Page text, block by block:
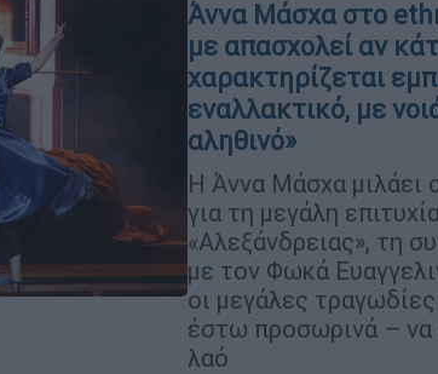
Άννα Μάσχα στο
με απασχολεί αν
χαρακτηρίζεται
εναλλακτικό, με
αληθινό»
Η Άννα Μάσχα μιλάει
για τη μεγάλη
«Αλεξάνδρειας», τη
με τον Φωκά
οι μεγάλες
έστω προσωρινά –
λαό